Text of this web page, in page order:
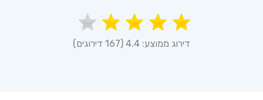
דירוג ממוצע: 4.4 (167 דירוגים)